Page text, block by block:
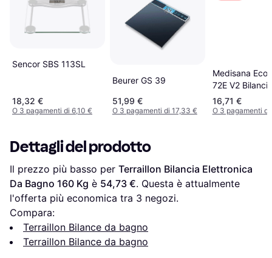
Sencor SBS 113SL
18,32 €
O 3 pagamenti di 6,10 €
Beurer GS 39
51,99 €
O 3 pagamenti di 17,33 €
Medisana
72E V2 Bilancia
Pesapersone
Portata
16,71 €
O 3 pagamenti di
Dettagli del prodotto
Il prezzo più basso per Terraillon Bilancia Elettronica
Da Bagno 160 Kg è 54,73 €. Questa è attualmente
l'offerta più economica tra 3 negozi.
Compara:
Terraillon Bilance da bagno
Terraillon Bilance da bagno